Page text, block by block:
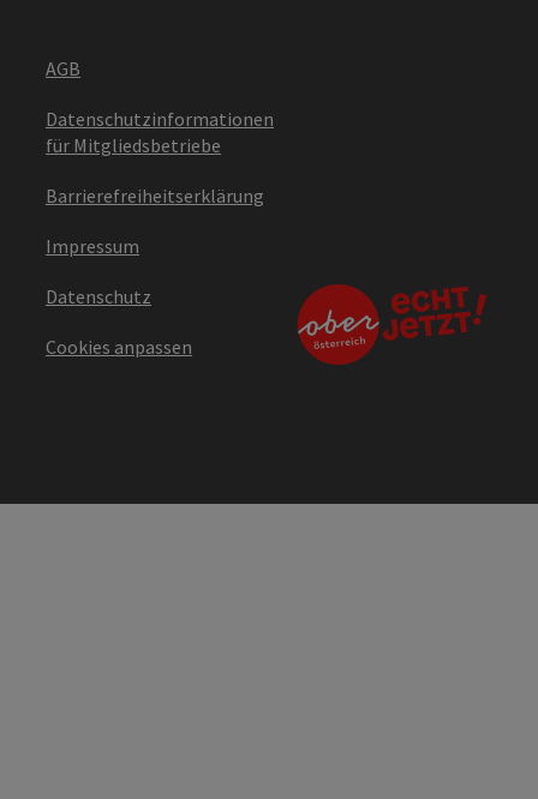
AGB
Datenschutzinformationen
für Mitgliedsbetriebe
Barrierefreiheitserklärung
Impressum
Datenschutz
Cookies anpassen